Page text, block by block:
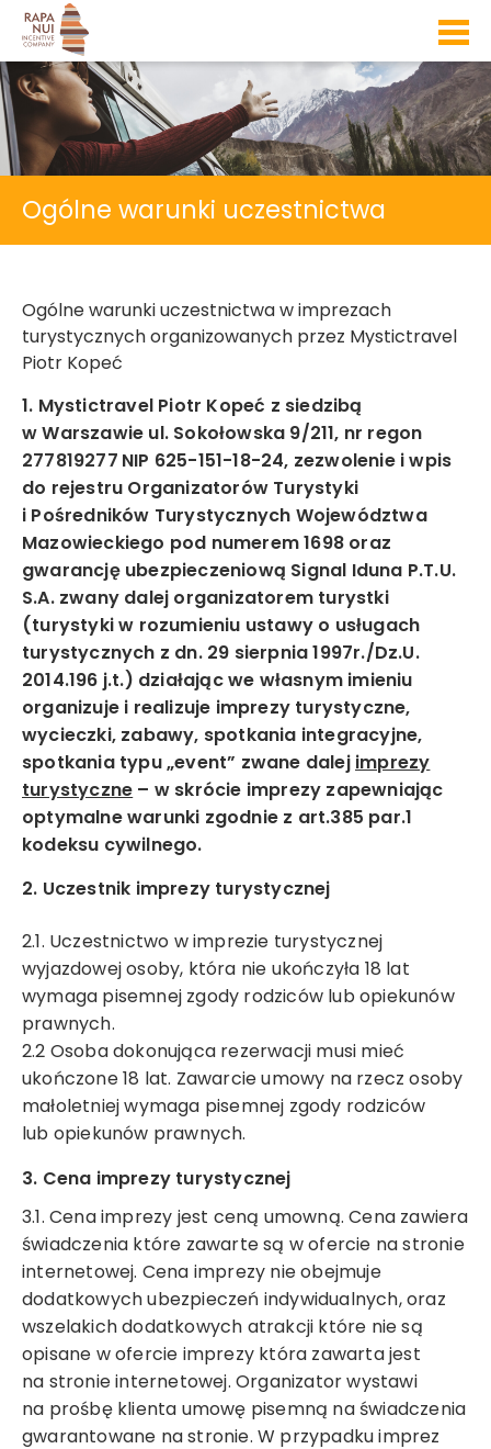
Ogólne warunki uczestnictwa
Rozpocznij przygodę
Wypełnij prosty formularz i poznaj naszą ofertę.
Zaznacz co Cię interesuje
wyjazd krajowy
wyjazd zagraniczny
Wyrażam zgodę na otrzymywanie drogą elektroniczną
handlowej w rozumieniu art. 10 ust. 1 ustawy z dnia 18
elektroniczną od Mystictravel Piotr Kopeć.
Wyrażam zgodę na przetwarzanie moich danych
osobowych w rozumieniu ustawy z dnia 29 sierpnia 1997
roku o ochronie danych osobowych oraz ustawy z dnia
16 lipca 2004 roku Prawo telekomunikacyjne w celach
marketingowych przez Mystictravel Piotr Kopeć i
oświadczam, iż podanie przeze mnie danych
poinformowany o prawie żądania dostępu do moich
danych osobowych, ich zmiany oraz usunięcia.
wyślij teraz
Ogólne warunki uczestnictwa w imprezach
turystycznych organizowanych przez Mystictravel
Piotr Kopeć
1. Mystictravel Piotr Kopeć z siedzibą
w Warszawie ul. Sokołowska 9/211, nr regon
277819277 NIP 625-151-18-24, zezwolenie i wpis
do rejestru Organizatorów Turystyki
i Pośredników Turystycznych Województwa
Mazowieckiego pod numerem 1698 oraz
gwarancję ubezpieczeniową Signal Iduna P.T.U.
S.A. zwany dalej organizatorem turystki
(turystyki w rozumieniu ustawy o usługach
turystycznych z dn. 29 sierpnia 1997r./Dz.U.
2014.196 j.t.) działając we własnym imieniu
organizuje i realizuje imprezy turystyczne,
wycieczki, zabawy, spotkania integracyjne,
spotkania typu „event” zwane dalej imprezy
turystyczne – w skrócie imprezy zapewniając
optymalne warunki zgodnie z art.385 par.1
kodeksu cywilnego.
2. Uczestnik imprezy turystycznej
2.1. Uczestnictwo w imprezie turystycznej
wyjazdowej osoby, która nie ukończyła 18 lat
wymaga pisemnej zgody rodziców lub opiekunów
prawnych.
2.2 Osoba dokonująca rezerwacji musi mieć
ukończone 18 lat. Zawarcie umowy na rzecz osoby
małoletniej wymaga pisemnej zgody rodziców
lub opiekunów prawnych.
3. Cena imprezy turystycznej
3.1. Cena imprezy jest ceną umowną. Cena zawiera
świadczenia które zawarte są w ofercie na stronie
internetowej. Cena imprezy nie obejmuje
dodatkowych ubezpieczeń indywidualnych, oraz
wszelakich dodatkowych atrakcji które nie są
opisane w ofercie imprezy która zawarta jest
na stronie internetowej. Organizator wystawi
na prośbę klienta umowę pisemną na świadczenia
gwarantowane na stronie. W przypadku imprez